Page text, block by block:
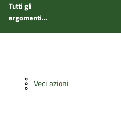
Tutti gli
argomenti...
Vedi azioni